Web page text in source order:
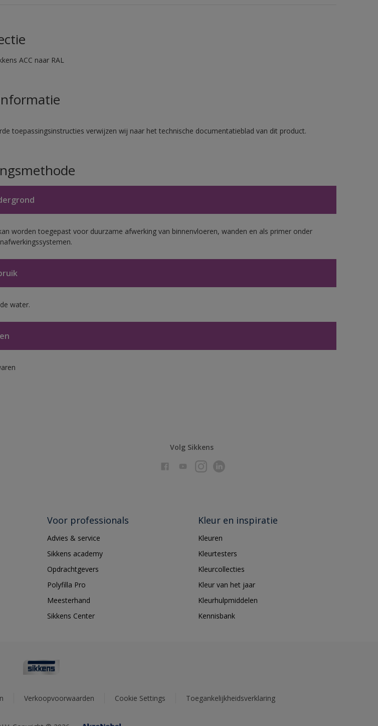
ACC naar RAL
toepassingsinstructies verwijzen wij naar het technische documentatieblad van dit product.
worden toegepast voor duurzame afwerking van binnenvloeren, wanden en als primer onder
water.
Volg Sikkens
Voor professionals
Advies & service
Sikkens academy
Opdrachtgevers
Polyfilla Pro
Meesterhand
Sikkens Center
Kleur en inspiratie
Kleuren
Kleurtesters
Kleurcollecties
Kleur van het jaar
Kleurhulpmiddelen
Kennisbank
Verkoopvoorwaarden Cookie Settings Toegankelijkheidsverklaring